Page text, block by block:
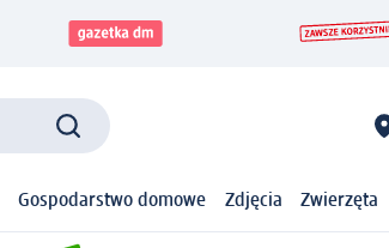
Gospodarstwo domowe Zdjęcia Zwierzęta